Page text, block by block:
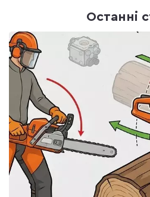
Наявність садових інструментів
постійної заміни різних запчастин і
матеріалів. Щоб кожен покупець
максимальний комфорт від
у нашому інтернет-магазині
вибір. До основних розділів
віднести:
Запчастини для бензопил;
Запчастини для бензокоси;
Запчастини для електропил;
витратні Матеріали та
Якщо у вас має мотопила і ви
вам обов'язково знадобляться
бензопил. У нашому каталозі ви
частини для виробів від відомих
Останні